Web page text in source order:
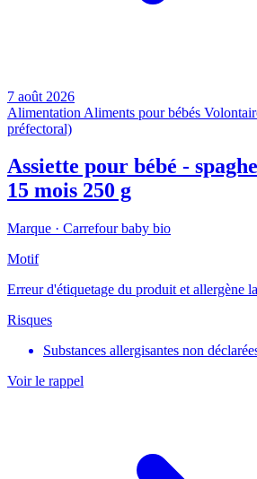
7 août 2026
Alimentation Aliments pour bébés
préfectoral)
Assiette pour bébé -
15 mois 250 g
Marque · Carrefour baby bio
Motif
Erreur d'étiquetage du produit et allergène
Risques
Substances allergisantes non
Voir le rappel